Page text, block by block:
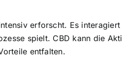
erforscht. Es
spielt. CBD kann die
entfalten.